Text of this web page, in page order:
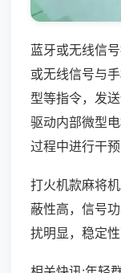
蓝牙或无线信
或无线信号与
型等指令，发
驱动内部微型
过程中进行干
打火机款麻将
蔽性高，信号
扰明显，稳定